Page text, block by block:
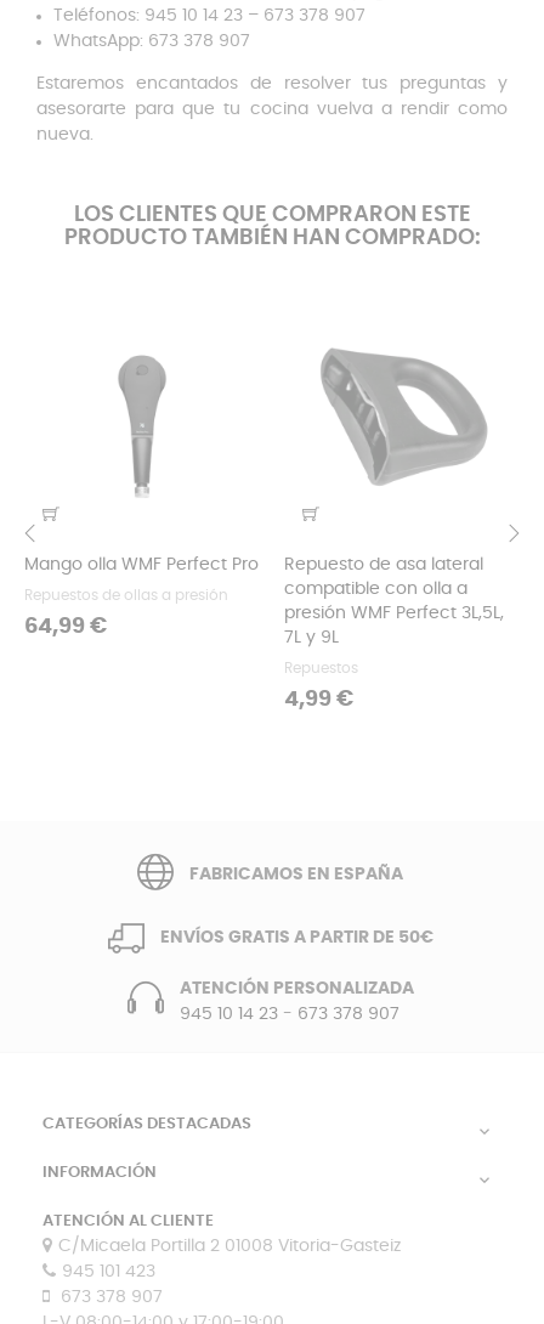
Teléfonos: 945 10 14 23 – 673 378 907
WhatsApp: 673 378 907
Estaremos encantados de resolver tus preguntas y
asesorarte para que tu cocina vuelva a rendir como
nueva.
LOS CLIENTES QUE COMPRARON ESTE
PRODUCTO TAMBIÉN HAN COMPRADO:
Mango olla WMF Perfect Pro
Repuestos de ollas a presión
Precio
64,99 €
Repuesto de asa lateral
compatible con olla a
presión WMF Perfect 3L,5L,
7L y 9L
Repuestos
Precio
4,99 €
FABRICAMOS EN ESPAÑA
ENVÍOS GRATIS A PARTIR DE 50€
ATENCIÓN PERSONALIZADA
945 10 14 23- 673 378 907
CATEGORÍAS DESTACADAS 
INFORMACIÓN 
ATENCIÓN AL CLIENTE
C/Micaela Portilla 2 01008 Vitoria-Gasteiz
945 101 423
673 378 907